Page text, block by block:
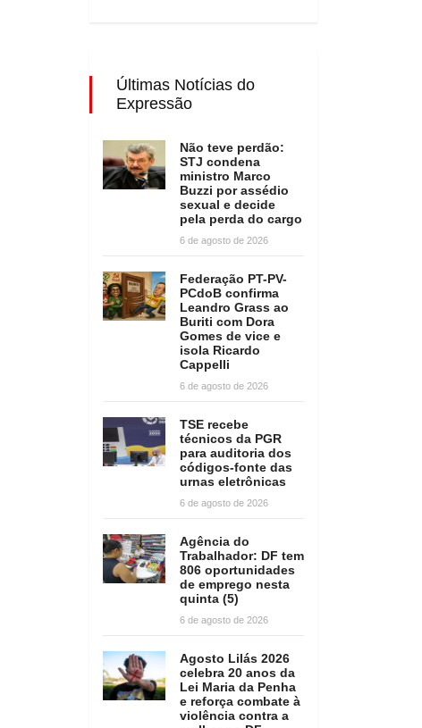
Últimas Notícias do
Expressão
Não teve perdão:
STJ condena
ministro Marco
Buzzi por assédio
sexual e decide
pela perda do cargo
6 de agosto de 2026
Federação PT-PV-
PCdoB confirma
Leandro Grass ao
Buriti com Dora
Gomes de vice e
isola Ricardo
Cappelli
6 de agosto de 2026
TSE recebe
técnicos da PGR
para auditoria dos
códigos-fonte das
urnas eletrônicas
6 de agosto de 2026
Agência do
Trabalhador: DF tem
806 oportunidades
de emprego nesta
quinta (5)
6 de agosto de 2026
Agosto Lilás 2026
celebra 20 anos da
Lei Maria da Penha
e reforça combate à
violência contra a